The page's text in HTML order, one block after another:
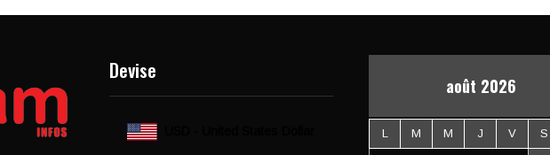
Devise
août 2026
L M M J V S